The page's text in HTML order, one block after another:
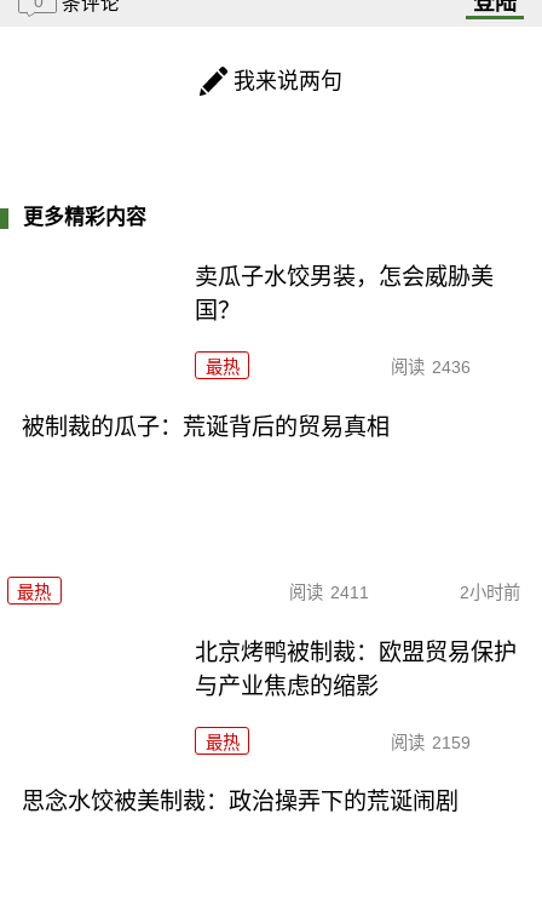
我来说两句
更多精彩内容
卖瓜子水饺男装，怎会威胁美
国？
最热 阅读 2436
被制裁的瓜子：荒诞背后的贸易真相
最热 阅读 2411 2小时前
北京烤鸭被制裁：欧盟贸易保护
与产业焦虑的缩影
最热 阅读 2159
思念水饺被美制裁：政治操弄下的荒诞闹剧